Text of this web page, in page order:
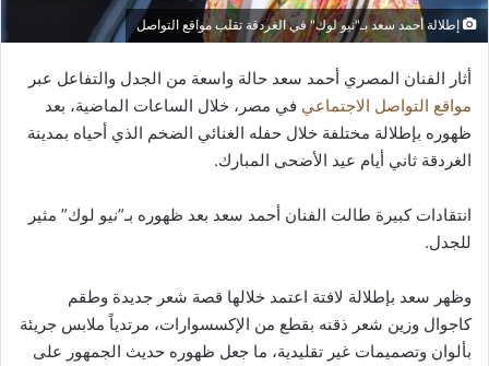
إطلالة أحمد سعد بـ"نيو لوك" في الغردقة تقلب مواقع التواصل
أثار الفنان المصري أحمد سعد حالة واسعة من الجدل والتفاعل عبر
مواقع التواصل الاجتماعي في مصر، خلال الساعات الماضية، بعد
ظهوره بإطلالة مختلفة خلال حفله الغنائي الضخم الذي أحياه بمدينة
الغردقة ثاني أيام عيد الأضحى المبارك.
انتقادات كبيرة طالت الفنان أحمد سعد بعد ظهوره بـ”نيو لوك” مثير
للجدل.
وظهر سعد بإطلالة لافتة اعتمد خلالها قصة شعر جديدة وطقم
كاجوال وزين شعر ذقنه بقطع من الإكسسوارات، مرتدياً ملابس جريئة
بألوان وتصميمات غير تقليدية، ما جعل ظهوره حديث الجمهور على